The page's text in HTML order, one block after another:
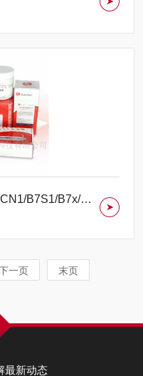
RecombinantMouseB7-H4/VTCN1/B7S1/B7x/B7Homolog4
一页 末页
最新动态